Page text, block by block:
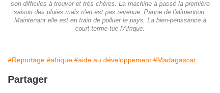
son difficiles à trouver et très chères. La machine à passé la première
saison des pluies mais n'en est pas revenue. Panne de l'alimention.
Maintenant elle est en train de polluer le pays. La bien-penssance à
court terme tue l'Afrique.
#Reportage #afrique #aide au développement #Madagascar
Partager